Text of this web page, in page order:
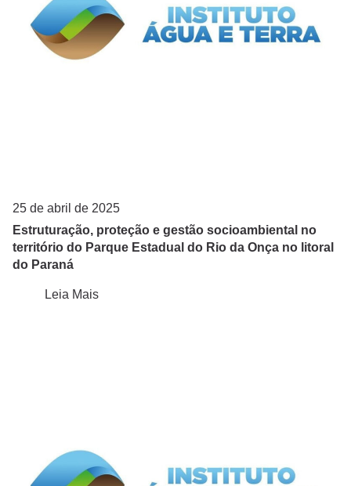
25 de abril de 2025
Estruturação, proteção e gestão socioambiental no
território do Parque Estadual do Rio da Onça no litoral
do Paraná
Leia Mais